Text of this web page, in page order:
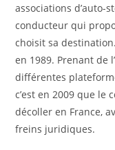
associations d’auto-
conducteur qui
choisit sa
en 1989. Prenant de
différentes
c’est en 2009 que le
décoller en France,
freins juridiques.